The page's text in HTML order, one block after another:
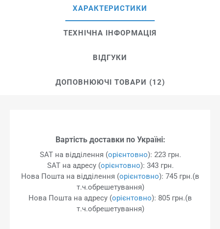
ХАРАКТЕРИСТИКИ
ТЕХНІЧНА ІНФОРМАЦІЯ
ВІДГУКИ
ДОПОВНЮЮЧІ ТОВАРИ (12)
Вартість доставки по Україні:
SAT на відділення (орієнтовно): 223 грн.
SAT на адресу (орієнтовно): 343 грн.
Нова Пошта на відділення (орієнтовно): 745 грн.(в
т.ч.обрешетування)
Нова Пошта на адресу (орієнтовно): 805 грн.(в
т.ч.обрешетування)